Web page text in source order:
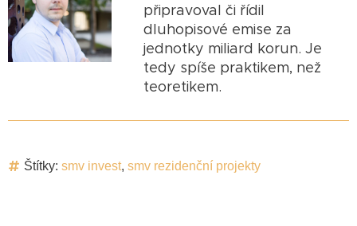
připravoval či řídil
dluhopisové emise za
jednotky miliard korun. Je
tedy spíše praktikem, než
teoretikem.
Štítky: smv invest, smv rezidenční projekty